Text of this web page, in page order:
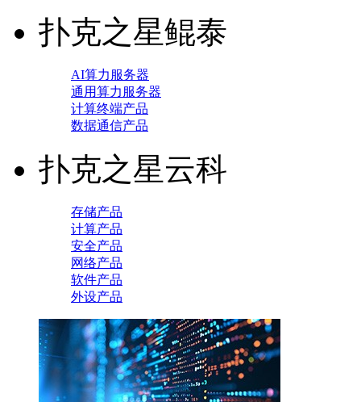
扑克之星鲲泰
AI算力服务器
通用算力服务器
计算终端产品
数据通信产品
扑克之星云科
存储产品
计算产品
安全产品
网络产品
软件产品
外设产品